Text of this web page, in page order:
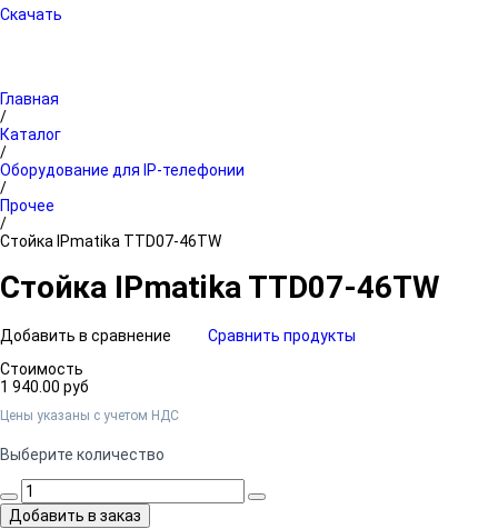
Скачать
Главная
/
Каталог
/
Оборудование для IP-телефонии
/
Прочее
/
Стойка IPmatika TTD07-46TW
Стойка IPmatika TTD07-46TW
Добавить в сравнение
Сравнить продукты
Стоимость
1 940.00 руб
Цены указаны c учетом НДС
Выберите количество
Добавить в заказ